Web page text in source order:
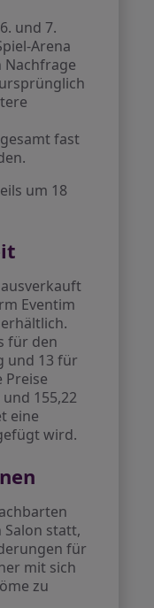
und 7.
Arena
fast
um 18
Eventim
für den
und 13 für
Preise
155,22
eine
wird.
Salon statt,
für
mit sich
zu